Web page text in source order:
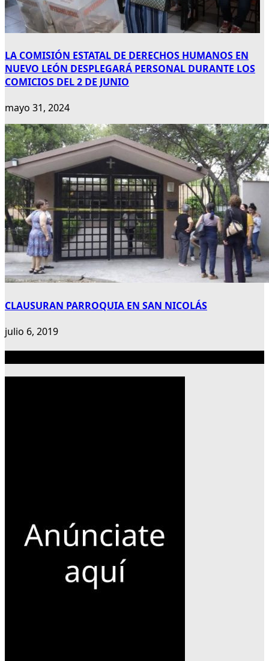
LA COMISIÓN ESTATAL DE DERECHOS HUMANOS EN
NUEVO LEÓN DESPLEGARÁ PERSONAL DURANTE LOS
COMICIOS DEL 2 DE JUNIO
mayo 31, 2024
CLAUSURAN PARROQUIA EN SAN NICOLÁS
julio 6, 2019